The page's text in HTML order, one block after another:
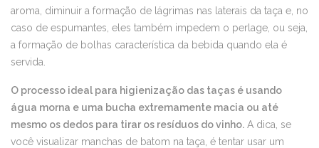
aroma, diminuir a formação de lágrimas nas laterais da taça e, no
caso de espumantes, eles também impedem o perlage, ou seja,
a formação de bolhas característica da bebida quando ela é
servida.
O processo ideal para higienização das taças é usando
água morna e uma bucha extremamente macia ou até
mesmo os dedos para tirar os resíduos do vinho. A dica, se
você visualizar manchas de batom na taça, é tentar usar um